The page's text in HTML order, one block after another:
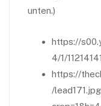
unten.)
https://
4/1/
https://
/